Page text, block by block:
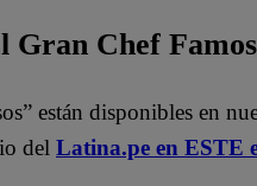
Gran Chef
están disponibles en
del Latina.pe en ESTE